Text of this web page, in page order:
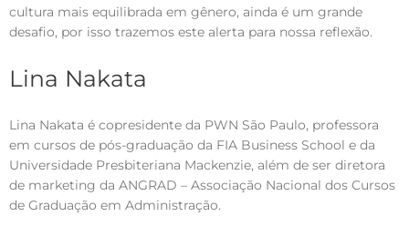
cultura mais equilibrada em gênero, ainda é um grande
desafio, por isso trazemos este alerta para nossa reflexão.
Lina Nakata
Lina Nakata é copresidente da PWN São Paulo, professora
em cursos de pós-graduação da FIA Business School e da
Universidade Presbiteriana Mackenzie, além de ser diretora
de marketing da ANGRAD – Associação Nacional dos Cursos
de Graduação em Administração.